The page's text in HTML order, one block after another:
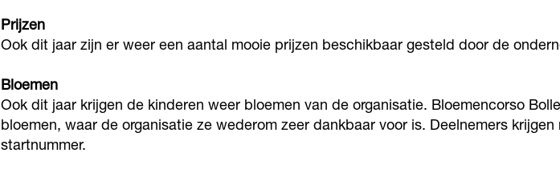
L
s
e
i
s
s
i
s
s
Prijzen
Ook dit jaar zijn er weer een aantal mooie prijzen beschikbaar gesteld door de
Bloemen
Ook dit jaar krijgen de kinderen weer bloemen van de organisatie. Bloemencorso
bloemen, waar de organisatie ze wederom zeer dankbaar voor is. Deelnemers
startnummer.